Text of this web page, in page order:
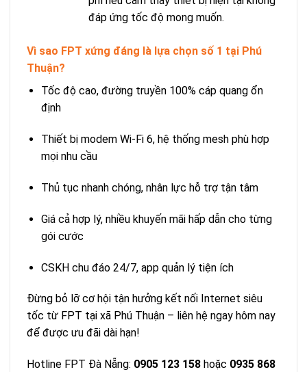
đáp ứng tốc độ mong muốn.
Vì sao FPT xứng đáng là lựa chọn số 1 tại Phú
Thuận?
Tốc độ cao, đường truyền 100% cáp quang ổn
định
Thiết bị modem Wi‑Fi 6, hệ thống mesh phù hợp
mọi nhu cầu
Thủ tục nhanh chóng, nhân lực hỗ trợ tận tâm
Giá cả hợp lý, nhiều khuyến mãi hấp dẫn cho từng
gói cước
CSKH chu đáo 24/7, app quản lý tiện ích
Đừng bỏ lỡ cơ hội tận hưởng kết nối Internet siêu
tốc từ FPT tại xã Phú Thuận – liên hệ ngay hôm nay
để được ưu đãi dài hạn!
Hotline FPT Đà Nẵng: 0905 123 158 hoặc 0935 868